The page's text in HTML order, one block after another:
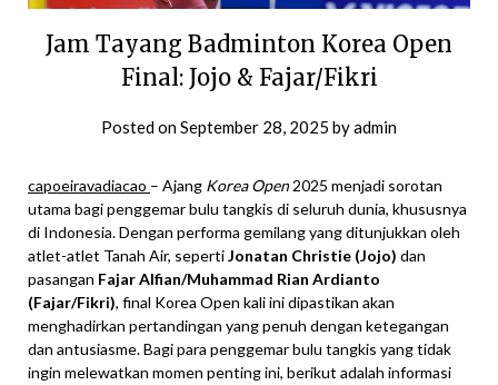
Jam Tayang Badminton Korea Open
Final: Jojo & Fajar/Fikri
Posted onSeptember 28, 2025 byadmin
capoeiravadiacao – Ajang Korea Open2025 menjadi sorotan
utama bagi penggemar bulu tangkis di seluruh dunia, khususnya
di Indonesia. Dengan performa gemilang yang ditunjukkan oleh
atlet-atlet Tanah Air, sepertiJonatan Christie (Jojo) dan
pasangan Fajar Alfian/Muhammad Rian Ardianto
(Fajar/Fikri), final Korea Open kali ini dipastikan akan
menghadirkan pertandingan yang penuh dengan ketegangan
dan antusiasme. Bagi para penggemar bulu tangkis yang tidak
ingin melewatkan momen penting ini, berikut adalah informasi